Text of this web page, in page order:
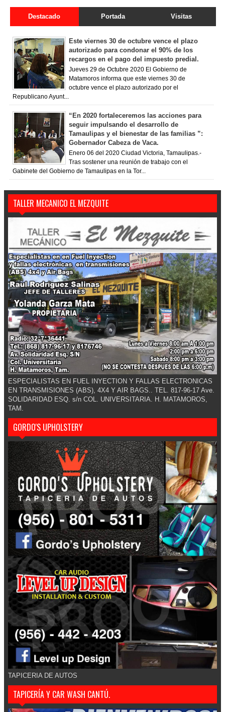
Destacado Portada Visitas
Este viernes 30 de octubre vence el plazo
autorizado para condonar el 90% de los
recargos en el pago del impuesto predial.
Jueves 29 de Octubre 2020 El Gobierno de
Matamoros informa que este viernes 30 de
octubre vence el plazo autorizado por el
Republicano Ayunt...
“En 2020 fortaleceremos las acciones para
seguir impulsando el desarrollo de
Tamaulipas y el bienestar de las familias ”:
Gobernador Cabeza de Vaca.
Enero 06 del 2020 Ciudad Victoria, Tamaulipas.-
Tras sostener una reunión de trabajo con el
Gabinete del Gobierno de Tamaulipas en la Tor...
TALLER MECANICO EL MEZQUITE
ESPECIALISTAS EN FUEL INYECTION Y FALLAS ELECTRONICAS
EN TRANSMISIONES (ABS), 4X4 Y AIR BAGS.. TEL. 817-96-17 Ave.
SOLIDARIDAD ESQ. s/n COL. UNIVERSITARIA. H. MATAMOROS,
TAM.
GORDO'S UPHOLSTERY
TAPICERIA DE AUTOS
TAPICERÍA Y CAR WASH CANTÚ.